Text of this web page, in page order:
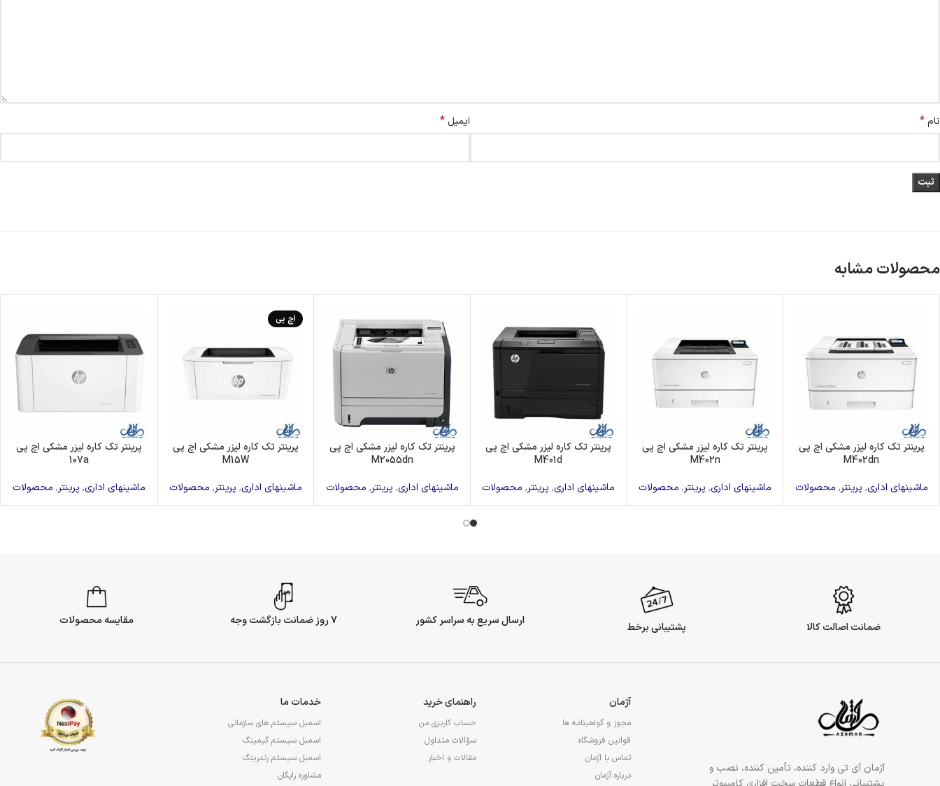
نام* ایمیل *
محصولات مشابه
پرینتر تک کاره لیزر مشکی اچ پی
M402dn
ماشینهای اداری, پرینتر, محصولات
پرینتر تک کاره لیزر مشکی اچ پی
M402n
ماشینهای اداری, پرینتر, محصولات
پرینتر تک کاره لیزر مشکی اچ پی
M401d
ماشینهای اداری, پرینتر, محصولات
پرینتر تک کاره لیزر مشکی اچ پی
M2055dn
ماشینهای اداری, پرینتر, محصولات
اچ پی
پرینتر تک کاره لیزر مشکی اچ پی
M15W
ماشینهای اداری, پرینتر, محصولات
پرینتر تک کاره لیزر مشکی اچ پی
107a
ماشینهای اداری, پرینتر, محصولات
ضمانت اصالت کالا پشتیبانی برخط ارسال سریع به سراسر کشور 7 روز ضمانت بازگشت وجه مقایسه محصولات
آژمان آی تی وارد کننده، تأمین کننده، نصب و
آژمان
مجوز و گواهینامه ها
قوانین فروشگاه
تماس با آژمان
درباره آژمان
راهنمای خرید
حساب کاربری من
سؤالات متداول
مقالات و اخبار
خدمات ما
اسمبل سیستم های سازمانی
اسمبل سیستم گیمینگ
اسمبل سیستم رندرینگ
مشاوره رایگان